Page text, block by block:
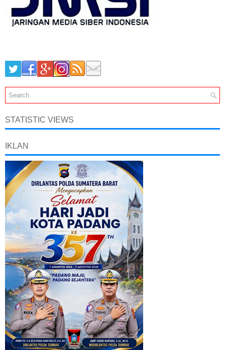
STATISTIC VIEWS
IKLAN